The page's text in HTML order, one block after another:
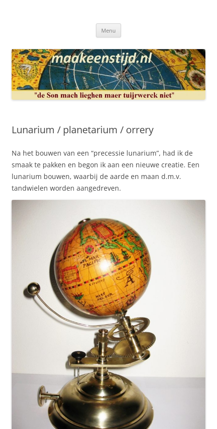
uurwerkmaker, te bewerkstellen.
Menu
Lunarium / planetarium / orrery
Na het bouwen van een “precessie lunarium”, had ik de
smaak te pakken en begon ik aan een nieuwe creatie. Een
lunarium bouwen, waarbij de aarde en maan d.m.v.
tandwielen worden aangedreven.